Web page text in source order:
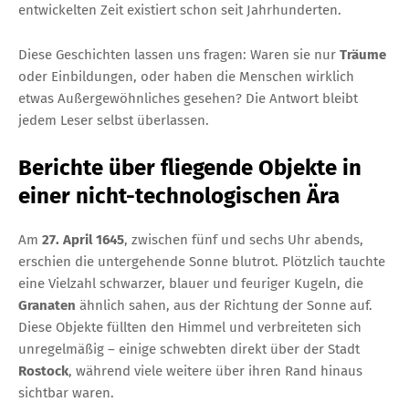
entwickelten Zeit existiert schon seit Jahrhunderten.
Diese Geschichten lassen uns fragen: Waren sie nur Träume
oder Einbildungen, oder haben die Menschen wirklich
etwas Außergewöhnliches gesehen? Die Antwort bleibt
jedem Leser selbst überlassen.
Berichte über fliegende Objekte in
einer nicht-technologischen Ära
Am 27. April 1645, zwischen fünf und sechs Uhr abends,
erschien die untergehende Sonne blutrot. Plötzlich tauchte
eine Vielzahl schwarzer, blauer und feuriger Kugeln, die
Granaten ähnlich sahen, aus der Richtung der Sonne auf.
Diese Objekte füllten den Himmel und verbreiteten sich
unregelmäßig – einige schwebten direkt über der Stadt
Rostock, während viele weitere über ihren Rand hinaus
sichtbar waren.